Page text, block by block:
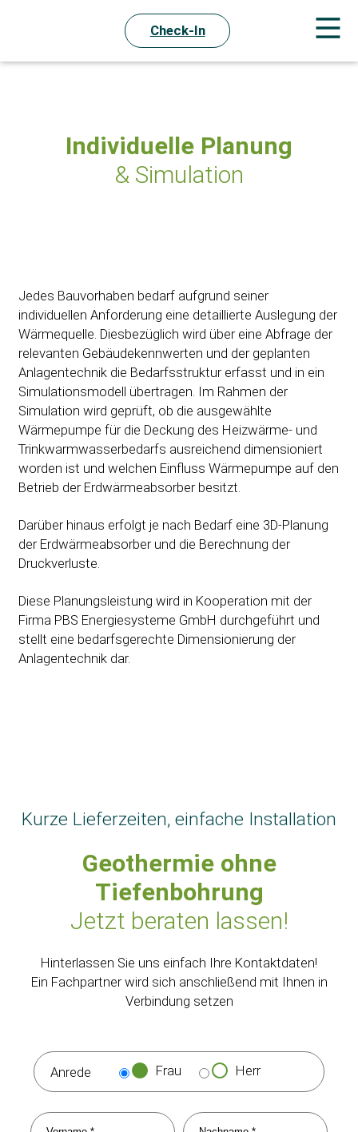
Check-In
Individuelle Planung
& Simulation
Jedes Bauvorhaben bedarf aufgrund seiner
individuellen Anforderung eine detaillierte Auslegung der
Wärmequelle. Diesbezüglich wird über eine Abfrage der
relevanten Gebäudekennwerten und der geplanten
Anlagentechnik die Bedarfsstruktur erfasst und in ein
Simulationsmodell übertragen. Im Rahmen der
Simulation wird geprüft, ob die ausgewählte
Wärmepumpe für die Deckung des Heizwärme- und
Trinkwarmwasserbedarfs ausreichend dimensioniert
worden ist und welchen Einfluss Wärmepumpe auf den
Betrieb der Erdwärmeabsorber besitzt.
Darüber hinaus erfolgt je nach Bedarf eine 3D-Planung
der Erdwärmeabsorber und die Berechnung der
Druckverluste.
Diese Planungsleistung wird in Kooperation mit der
Firma PBS Energiesysteme GmbH durchgeführt und
stellt eine bedarfsgerechte Dimensionierung der
Anlagentechnik dar.
Kurze Lieferzeiten, einfache Installation
Geothermie ohne
Tiefenbohrung
Jetzt beraten lassen!
Hinterlassen Sie uns einfach Ihre Kontaktdaten!
Ein Fachpartner wird sich anschließend mit Ihnen in
Verbindung setzen
Anrede Frau Herr